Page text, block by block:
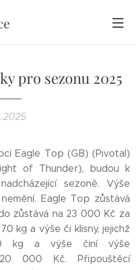
pro sezonu 2025
Eagle Top (GB) (Pivotal)
of Thunder), budou k
sezoně. Výše
Eagle Top zůstává
zůstává na 23 000 Kč za
kg a výše či klisny, jejichž
kg a výše činí výše
000 Kč. Připouštěcí